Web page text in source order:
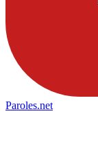
Paroles.net